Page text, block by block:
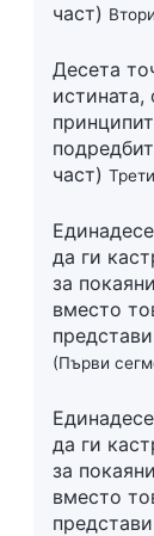
част)
Десета
истината,
част)
да ги
за
вместо
(Първи
да ги
за
вместо